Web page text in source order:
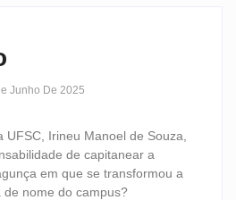
Junho De 2025
Irineu Manoel de Souza,
de capitanear a
em que se transformou a
nome do campus?